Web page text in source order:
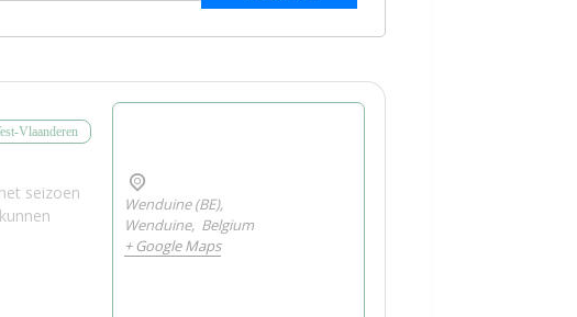
Vlaanderen
seizoen
Wenduine (BE),
Wenduine, Belgium
+ Google Maps